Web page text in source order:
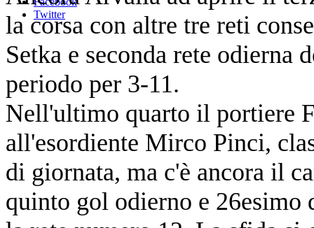
Twitter
la corsa con altre tre reti
Setka e seconda rete odierna
periodo per 3-11.
Nell'ultimo quarto il portiere
all'esordiente Mirco Pinci,
di giornata, ma c'è ancora il
quinto gol odierno e 26esimo